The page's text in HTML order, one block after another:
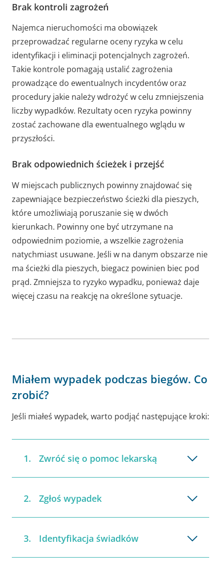
Brak kontroli zagrożeń
Najemca nieruchomości ma obowiązek
przeprowadzać regularne oceny ryzyka w celu
identyfikacji i eliminacji potencjalnych zagrożeń.
Takie kontrole pomagają ustalić zagrożenia
prowadzące do ewentualnych incydentów oraz
procedury jakie należy wdrożyć w celu zmniejszenia
liczby wypadków. Rezultaty ocen ryzyka powinny
zostać zachowane dla ewentualnego wglądu w
przyszłości.
Brak odpowiednich ścieżek i przejść
W miejscach publicznych powinny znajdować się
zapewniające bezpieczeństwo ścieżki dla pieszych,
które umożliwiają poruszanie się w dwóch
kierunkach. Powinny one być utrzymane na
odpowiednim poziomie, a wszelkie zagrożenia
natychmiast usuwane. Jeśli w na danym obszarze nie
ma ścieżki dla pieszych, biegacz powinien biec pod
prąd. Zmniejsza to ryzyko wypadku, ponieważ daje
więcej czasu na reakcję na określone sytuacje.
Miałem wypadek podczas biegów. Co
zrobić?
Jeśli miałeś wypadek, warto podjąć następujące kroki:
Zwróć się o pomoc lekarską
Zgłoś wypadek
Identyfikacja świadków